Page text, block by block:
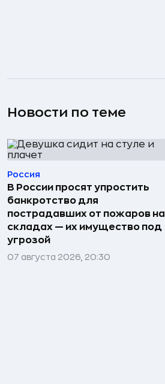
Новости по теме
Россия
В России просят упростить
банкротство для
пострадавших от пожаров на
складах — их имущество под
угрозой
07 августа 2026, 20:30